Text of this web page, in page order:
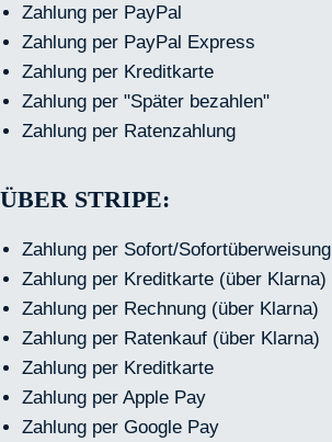
Zahlung per PayPal
Zahlung per PayPal Express
Zahlung per Kreditkarte
Zahlung per "Später bezahlen"
Zahlung per Ratenzahlung
ÜBER STRIPE:
Zahlung per Sofort/Sofortüberweisung
Zahlung per Kreditkarte (über Klarna)
Zahlung per Rechnung (über Klarna)
Zahlung per Ratenkauf (über Klarna)
Zahlung per Kreditkarte
Zahlung per Apple Pay
Zahlung per Google Pay